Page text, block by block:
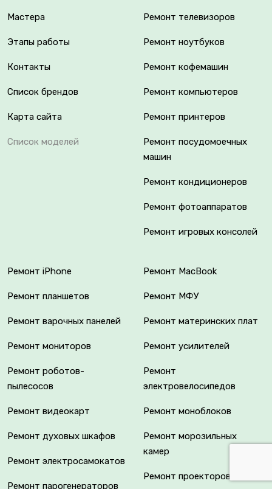
Мастера
Этапы работы
Контакты
Список брендов
Карта сайта
Список моделей
Ремонт телевизоров
Ремонт ноутбуков
Ремонт кофемашин
Ремонт компьютеров
Ремонт принтеров
Ремонт посудомоечных
машин
Ремонт кондиционеров
Ремонт фотоаппаратов
Ремонт игровых консолей
Ремонт iPhone
Ремонт планшетов
Ремонт варочных панелей
Ремонт мониторов
Ремонт роботов-
пылесосов
Ремонт видеокарт
Ремонт духовых шкафов
Ремонт электросамокатов
Ремонт парогенераторов
Ремонт MacBook
Ремонт МФУ
Ремонт материнских плат
Ремонт усилителей
Ремонт
электровелосипедов
Ремонт моноблоков
Ремонт морозильных
камер
Ремонт проекторов